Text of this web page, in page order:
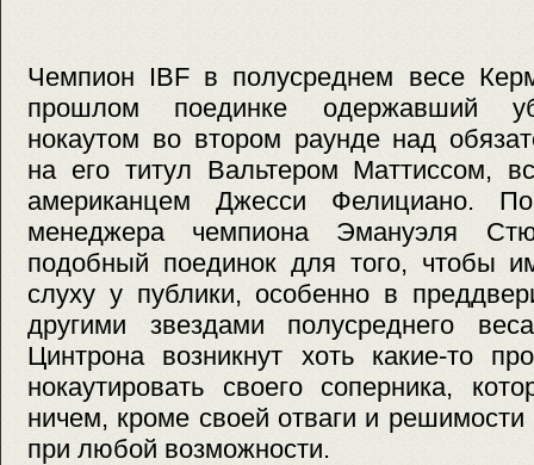
Чемпион IBF в полусреднем весе
прошлом поединке одержавший
нокаутом во втором раунде над
на его титул Вальтером Маттиссом,
американцем Джесси Фелициано.
менеджера чемпиона Эмануэля
подобный поединок для того, чтобы
слуху у публики, особенно в
другими звездами полусреднего
Цинтрона возникнут хоть какие-то
нокаутировать своего соперника,
ничем, кроме своей отваги и
при любой возможности.